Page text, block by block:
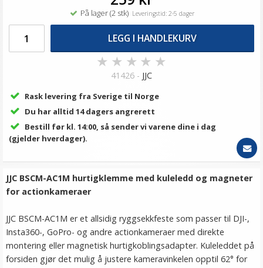
På lager (2 stk)Leveringstid: 2-5 dager
LEGG I HANDLEKURV
★ ★ ★ ★ ★
41426 - JJC
Rask levering fra Sverige til Norge
Du har alltid 14 dagers angrerett
Bestill før kl. 14:00, så sender vi varene dine i dag
(gjelder hverdager).
JJC BSCM-AC1M hurtigklemme med kuleledd og magneter
for actionkameraer
JJC BSCM-AC1M er et allsidig ryggsekkfeste som passer til DJI-,
Insta360-, GoPro- og andre actionkameraer med direkte
montering eller magnetisk hurtigkoblingsadapter. Kuleleddet på
forsiden gjør det mulig å justere kameravinkelen opptil 62° for